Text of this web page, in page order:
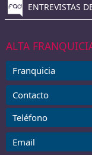
ENTREVISTAS
ALTA